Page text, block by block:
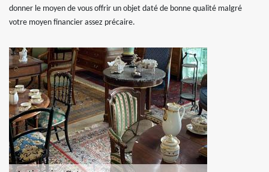
donner le moyen de vous offrir un objet daté de bonne qualité malgré
votre moyen financier assez précaire.